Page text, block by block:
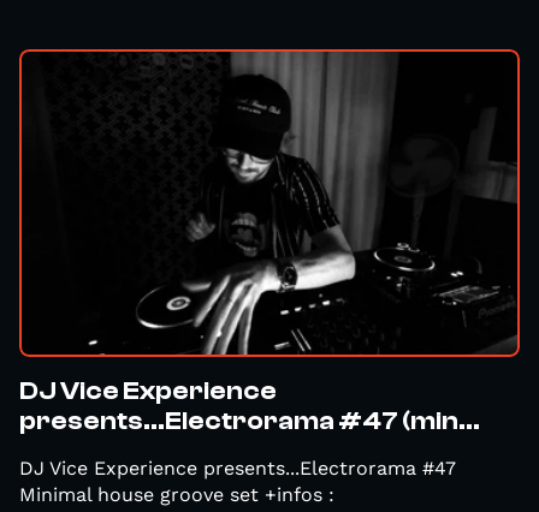
DJ Vice Experience
presents...Electrorama #47 (min...
DJ Vice Experience presents...Electrorama #47
Minimal house groove set +infos :